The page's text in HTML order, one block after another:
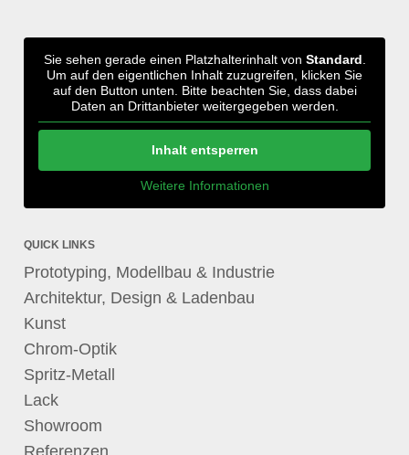
Sie sehen gerade einen Platzhalterinhalt von Standard
Um auf den eigentlichen Inhalt zuzugreifen, klicken Sie
auf den Button unten. Bitte beachten Sie, dass dabei
Daten an Drittanbieter weitergegeben werden.
Inhalt entsperren
Weitere Informationen
QUICK LINKS
Prototyping, Modellbau & Industrie
Architektur, Design & Ladenbau
Kunst
Chrom-Optik
Spritz-Metall
Lack
Showroom
Referenzen